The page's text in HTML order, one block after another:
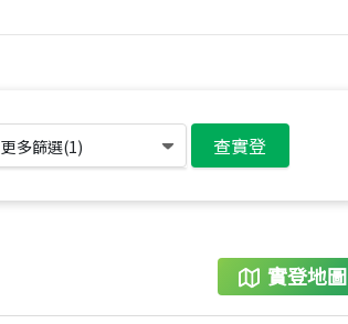
更多篩選(1) 查實登
實登地圖